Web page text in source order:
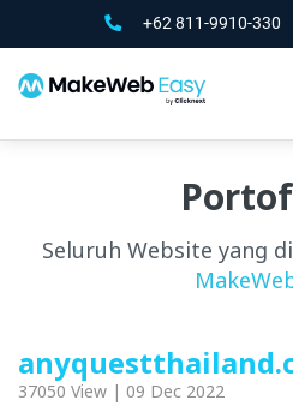
+62 811-9910-330
Seluruh Website yang
37050 View | 09 Dec 2022